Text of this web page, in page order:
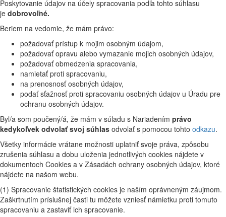
Poskytovanie údajov na účely spracovania podľa tohto súhlasu
je dobrovoľné.
Beriem na vedomie, že mám právo:
požadovať prístup k mojim osobným údajom,
požadovať opravu alebo vymazanie mojich osobných údajov,
požadovať obmedzenia spracovania,
namietať proti spracovaniu,
na prenosnosť osobných údajov,
podať sťažnosť proti spracovaniu osobných údajov u Úradu pre
ochranu osobných údajov.
Byl/a som poučený/á, že mám v súladu s Nariadením právo
kedykoľvek odvolať svoj súhlas odvolať s pomocou tohto odkazu.
Všetky informácie vrátane možnosti uplatniť svoje práva, zpôsobu
zrušenia súhlasu a dobu uloženia jednotlivých cookies nájdete v
dokumentoch Cookies a v Zásadách ochrany osobných údajov, ktoré
nájdete na našom webu.
(1) Spracovanie štatistických cookies je naším oprávneným záujmom.
Zaškrtnutím príslušnej časti tu môžete vzniesť námietku proti tomuto
spracovaniu a zastaviť ich spracovanie.